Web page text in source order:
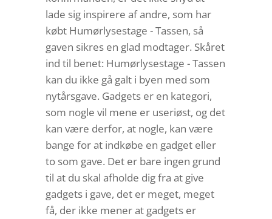
lade sig inspirere af andre, som har
købt Humørlysestage - Tassen, så
gaven sikres en glad modtager. Skåret
ind til benet: Humørlysestage - Tassen
kan du ikke gå galt i byen med som
nytårsgave. Gadgets er en kategori,
som nogle vil mene er useriøst, og det
kan være derfor, at nogle, kan være
bange for at indkøbe en gadget eller
to som gave. Det er bare ingen grund
til at du skal afholde dig fra at give
gadgets i gave, det er meget, meget
få, der ikke mener at gadgets er